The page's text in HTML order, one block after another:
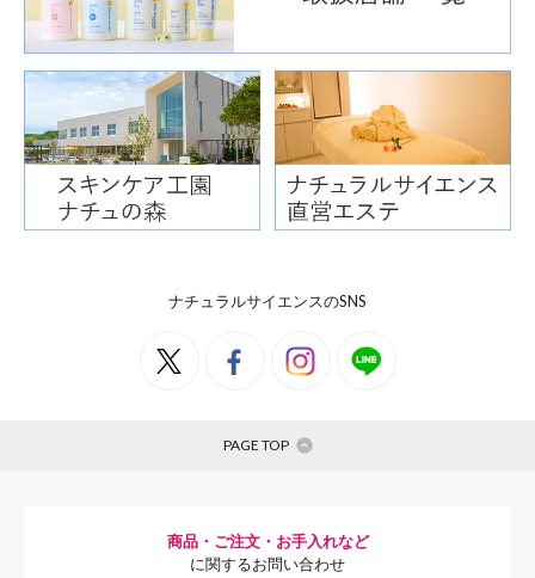
＞
ナチュラルサイエンスのSNS
PAGE TOP
商品・ご注文・お手入れなど
に関するお問い合わせ